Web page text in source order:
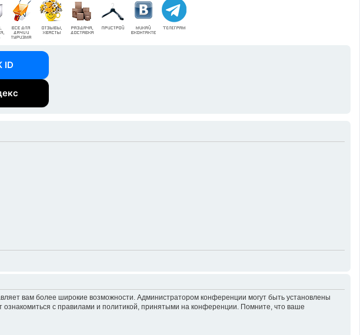
ID
вам более широкие возможности. Администратором конференции могут быть установлены
с правилами и политикой, принятыми на конференции. Помните, что ваше